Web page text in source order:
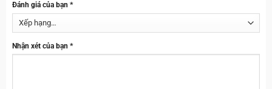
Đánh giá của bạn *
Nhận xét của bạn *